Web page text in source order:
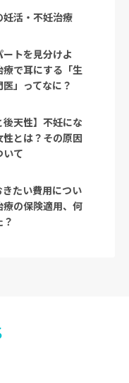
妊活・不妊治療
ートを見分けよ
療で耳にする「生
」ってなに？
後天性】不妊にな
性とは？その原因
いて
きたい費用につい
療の保険適用、何